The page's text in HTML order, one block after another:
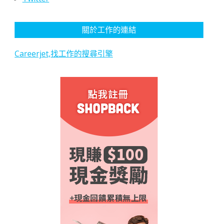
關於工作的連結
Careerjet,找工作的搜尋引擎